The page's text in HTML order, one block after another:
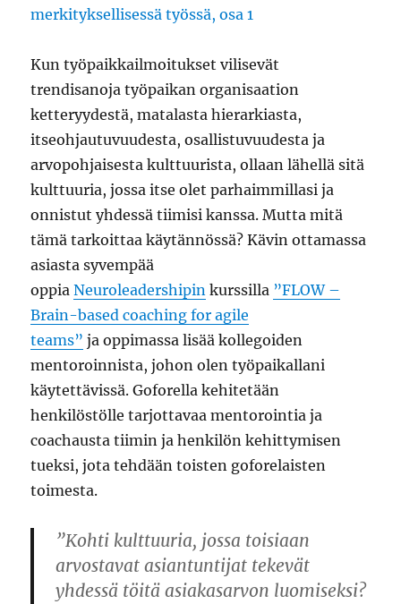
Kun työpaikkailmoitukset vilisevät
trendisanoja työpaikan organisaation
ketteryydestä, matalasta hierarkiasta,
itseohjautuvuudesta, osallistuvuudesta ja
arvopohjaisesta kulttuurista, ollaan lähellä sitä
kulttuuria, jossa itse olet parhaimmillasi ja
onnistut yhdessä tiimisi kanssa. Mutta mitä
tämä tarkoittaa käytännössä? Kävin ottamassa
asiasta syvempää
oppiaNeuroleadershipin kurssilla ”FLOW –
Brain-based coaching for agile
teams” ja oppimassa lisää kollegoiden
mentoroinnista, johon olen työpaikallani
käytettävissä. Goforella kehitetään
henkilöstölle tarjottavaa mentorointia ja
coachausta tiimin ja henkilön kehittymisen
tueksi, jota tehdään toisten goforelaisten
toimesta.
”Kohti kulttuuria, jossa toisiaan
arvostavat asiantuntijat tekevät
yhdessä töitä asiakasarvon luomiseksi?